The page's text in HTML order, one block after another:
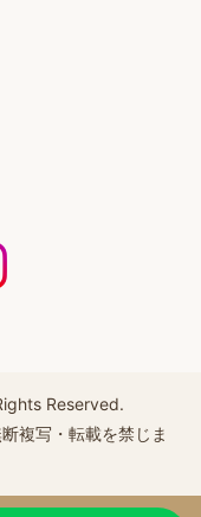
Reserved.
複写・転載を禁じま